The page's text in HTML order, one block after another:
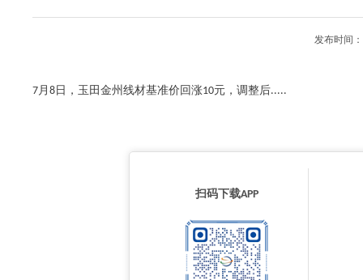
发布时间
7月8日，玉田金州线材基准价回涨10元，调整后.....
扫码下载APP